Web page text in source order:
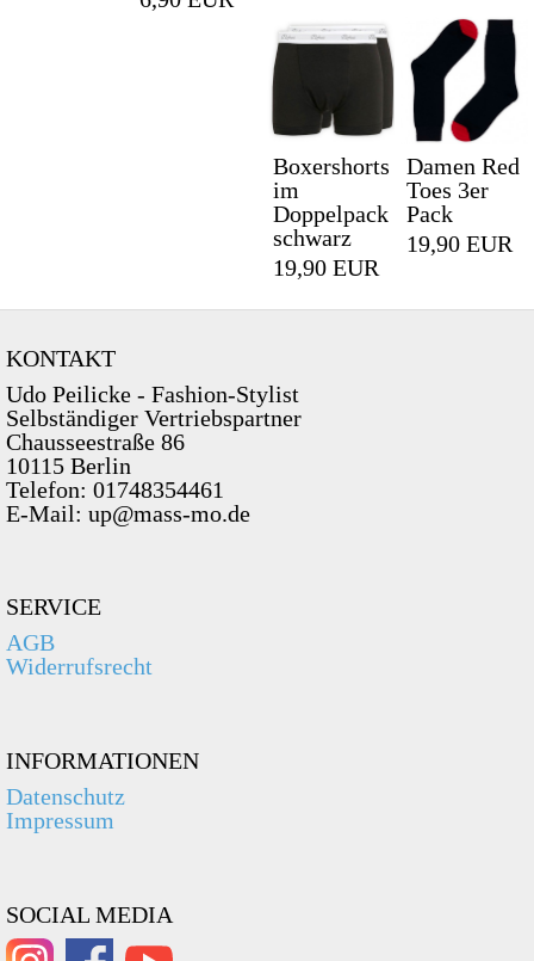
Boxershorts
im
Doppelpack
schwarz
19,90 EUR
Damen Red
Toes 3er
Pack
19,90 EUR
KONTAKT
Udo Peilicke - Fashion-Stylist
Selbständiger Vertriebspartner
Chausseestraße 86
10115 Berlin
Telefon: 01748354461
E-Mail: up@mass-mo.de
SERVICE
AGB
Widerrufsrecht
INFORMATIONEN
Datenschutz
Impressum
SOCIAL MEDIA